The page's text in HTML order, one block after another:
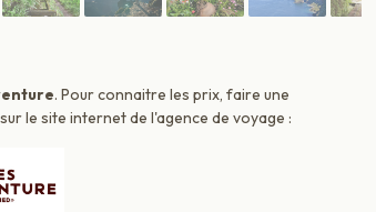
. Pour connaitre les prix, faire une
le site internet de l'agence de voyage :